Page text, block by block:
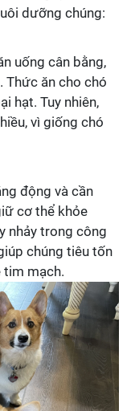
dưỡng chúng:
uống cân bằng,
Thức ăn cho chó
hạt. Tuy nhiên,
vì giống chó
động và cần
cơ thể khỏe
nhảy trong công
chúng tiêu tốn
tim mạch.